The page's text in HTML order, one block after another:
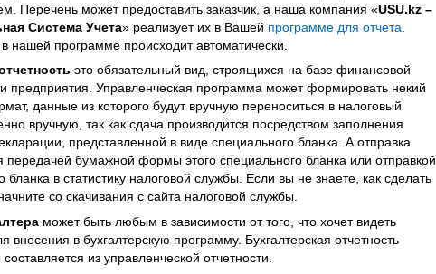
Перечень может предоставить заказчик, а наша компания «USU.kz –
Система Учета» реализует их в Вашей программе для отчета
нашей программе происходит автоматически.
это обязательный вид, строящихся на базе финансовой
предприятия. Управленческая программа может формировать некий
данные из которого будут вручную переноситься в налоговый
вручную, так как сдача производится посредством заполнения
представленной в виде специального бланка. А отправка
передачей бумажной формы этого специального бланка или отправкой
бланка в статистику налоговой службы. Если вы не знаете, как сделать
со скачивания с сайта налоговой службы.
может быть любым в зависимости от того, что хочет видеть
внесения в бухгалтерскую программу. Бухгалтерская отчетность
из управленческой отчетности.